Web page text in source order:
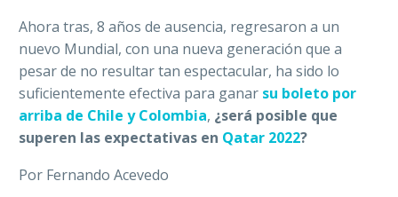
Ahora tras, 8 años de ausencia, regresaron a un
nuevo Mundial, con una nueva generación que a
pesar de no resultar tan espectacular, ha sido lo
suficientemente efectiva para ganar su boleto por
arriba de Chile y Colombia, ¿será posible que
superen las expectativas en Qatar 2022?
Por Fernando Acevedo